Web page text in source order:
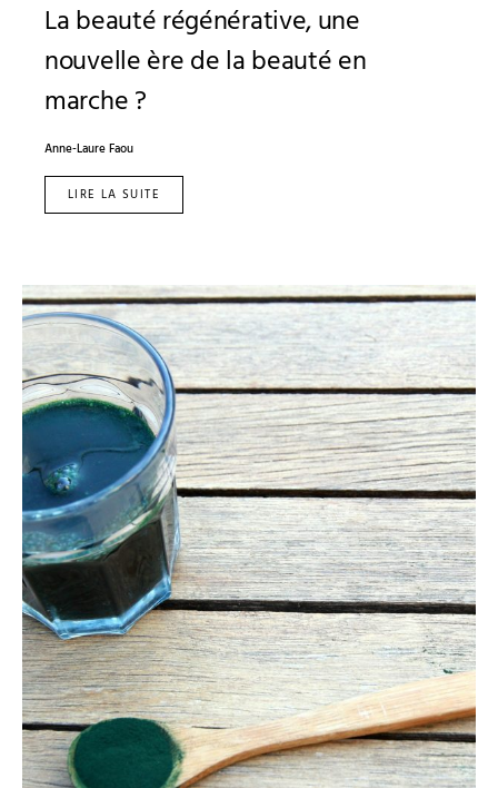
La beauté régénérative, une
nouvelle ère de la beauté en
marche ?
Anne-Laure Faou
LIRE LA SUITE